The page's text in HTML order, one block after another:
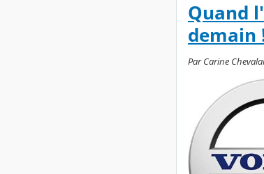
Quand
demain
Par Carine